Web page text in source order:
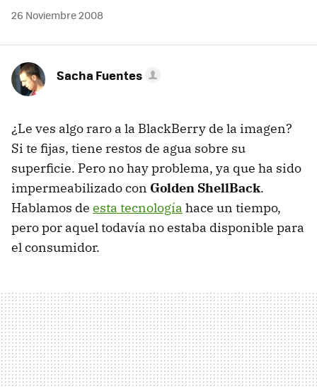
26 Noviembre 2008
Sacha Fuentes
¿Le ves algo raro a la BlackBerry de la imagen?
Si te fijas, tiene restos de agua sobre su
superficie. Pero no hay problema, ya que ha sido
impermeabilizado con Golden ShellBack.
Hablamos de esta tecnología hace un tiempo,
pero por aquel todavía no estaba disponible para
el consumidor.